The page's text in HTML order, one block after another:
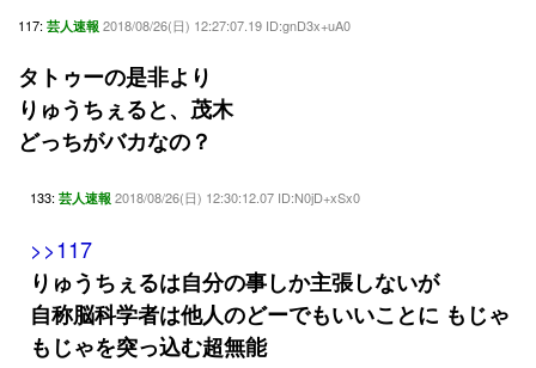
117: 芸人速報 2018/08/26(日) 12:27:07.19 ID:gnD3x+uA0
タトゥーの是非より
りゅうちぇると、茂木
どっちがバカなの？
133: 芸人速報 2018/08/26(日) 12:30:12.07 ID:N0jD+xSx0
>>117
りゅうちぇるは自分の事しか主張しないが
自称脳科学者は他人のどーでもいいことに もじゃ
もじゃを突っ込む超無能